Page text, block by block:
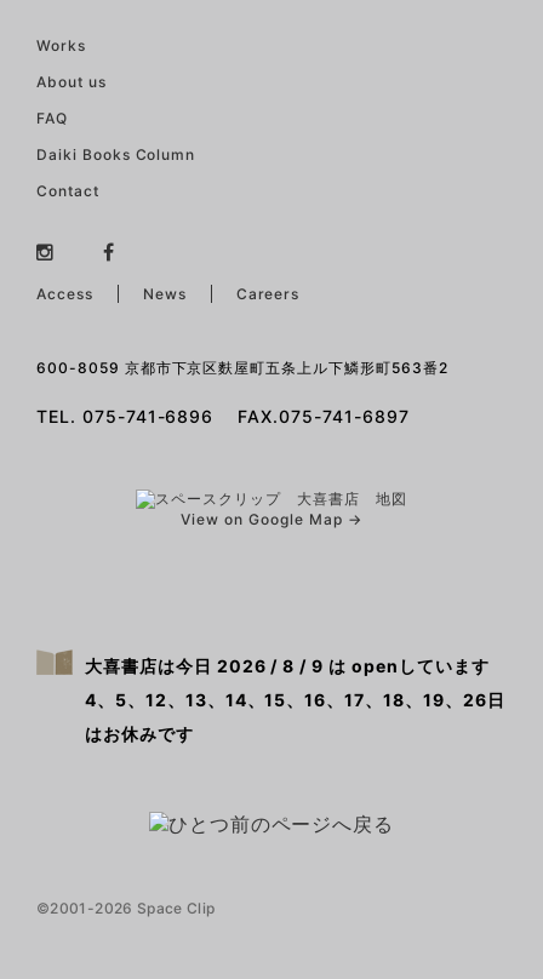
Works
About us
FAQ
Daiki Books Column
Contact
Access News Careers
600-8059 京都市下京区麩屋町五条上ル下鱗形町563番2
TEL. 075-741-6896 FAX.075-741-6897
View on Google Map →
大喜書店は今日 2026 / 8 / 9 は openしています
4、5、12、13、14、15、16、17、18、19、26日
はお休みです
©2001-2026 Space Clip